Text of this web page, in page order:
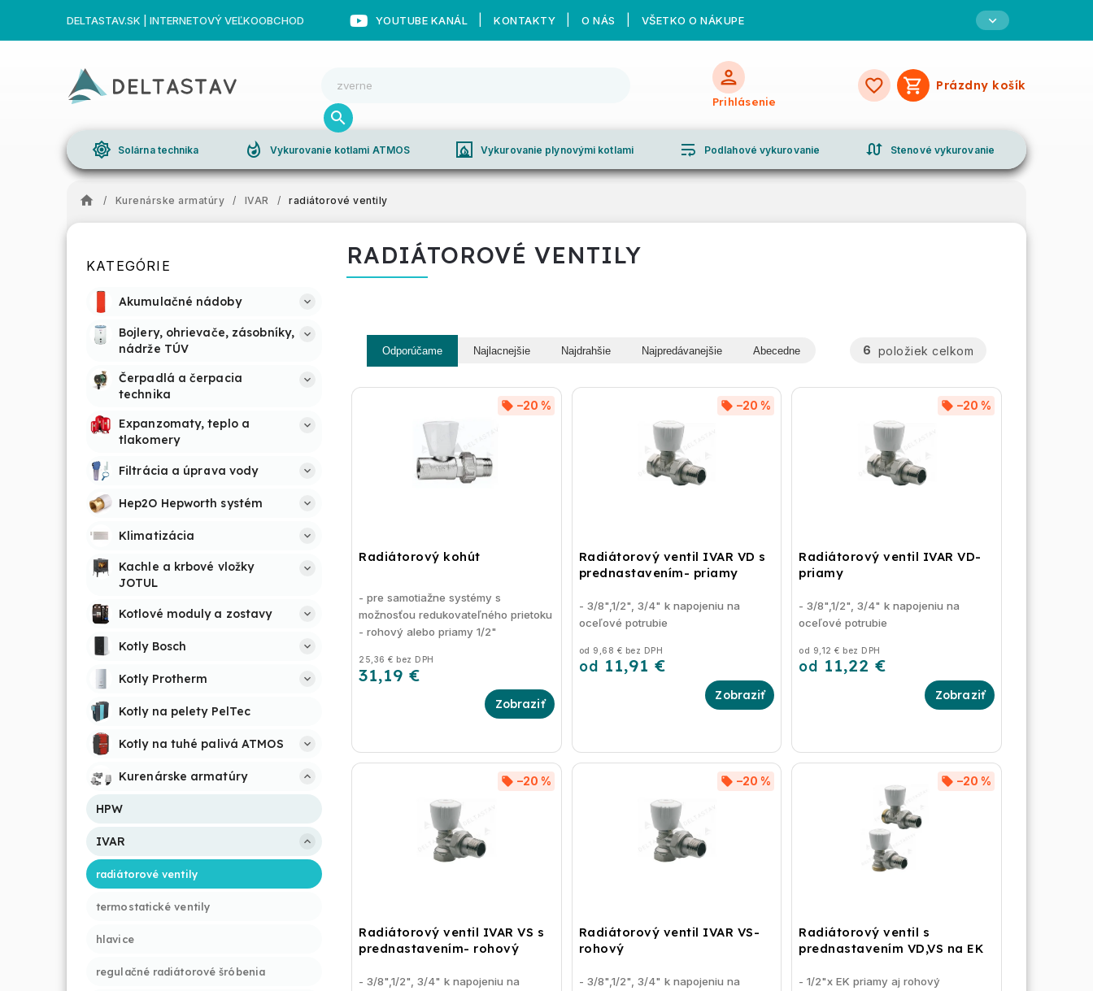
DELTASTAV.SK | INTERNETOVÝ VEĽKOOBCHOD YOUTUBE KANÁL KONTAKTY O NÁS VŠETKO O NÁKUPE
Nákupný
Prázdny košík
Prihlásenie
brightness_high Solárna technika whatshot Vykurovanie kotlami ATMOS fireplace Vykurovanie plynovými kotlami wrap_text Podlahové vykurovanie swap_calls Stenové vykurovanie
/ Kurenárske armatúry / IVAR / radiátorové ventily
KATEGÓRIE
Akumulačné nádoby
Bojlery, ohrievače, zásobníky,
nádrže TÚV
Čerpadlá a čerpacia
technika
Expanzomaty, teplo a
tlakomery
Filtrácia a úprava vody
Hep2O Hepworth systém
Klimatizácia
Kachle a krbové vložky
JOTUL
Kotlové moduly a zostavy
Kotly Bosch
Kotly Protherm
Kotly na pelety PelTec
Kotly na tuhé palivá ATMOS
Kurenárske armatúry
HPW
IVAR
radiátorové ventily
termostatické ventily
hlavice
regulačné radiátorové šróbenia
RADIÁTOROVÉ VENTILY
Odporúčame Najlacnejšie Najdrahšie Najpredávanejšie Abecedne 6 položiek celkom
Radiátorový kohút
–20 %
25,36 € bez DPH
31,19 €
- pre samotiažne systémy s
možnosťou redukovateľného prietoku
- rohový alebo priamy 1/2"
Radiátorový ventil IVAR VD s
prednastavením- priamy
–20 %
od 9,68 € bez DPH
od 11,91 €
- 3/8",1/2", 3/4" k napojeniu na
oceľové potrubie
Radiátorový ventil IVAR VD-
priamy
–20 %
od 9,12 € bez DPH
od 11,22 €
- 3/8",1/2", 3/4" k napojeniu na
oceľové potrubie
Radiátorový ventil IVAR VS s
prednastavením- rohový
–20 %
- 3/8",1/2", 3/4" k napojeniu na
Radiátorový ventil IVAR VS-
rohový
–20 %
- 3/8",1/2", 3/4" k napojeniu na
Radiátorový ventil s
prednastavením VD,VS na EK
–20 %
- 1/2"x EK priamy aj rohový